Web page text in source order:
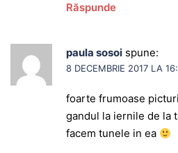
Răspunde
paula sosoi spune:
8 DECEMBRIE 2017 LA
foarte frumoase
gandul la iernile de la
facem tunele in ea